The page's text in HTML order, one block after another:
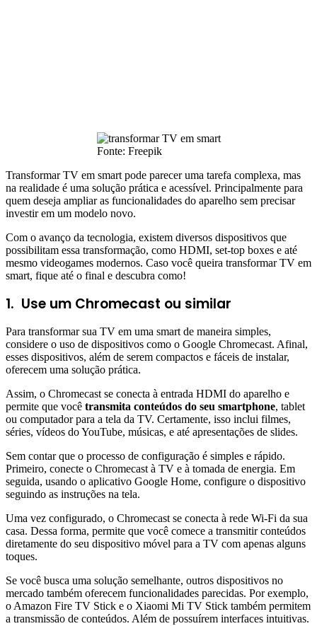
Fonte: Freepik
Transformar TV em smart pode parecer uma tarefa complexa, mas
na realidade é uma solução prática e acessível. Principalmente para
quem deseja ampliar as funcionalidades do aparelho sem precisar
investir em um modelo novo.
Com o avanço da tecnologia, existem diversos dispositivos que
possibilitam essa transformação, como HDMI, set-top boxes e até
mesmo videogames modernos. Caso você queira transformar TV em
smart, fique até o final e descubra como!
1. Use um Chromecast ou similar
Para transformar sua TV em uma smart de maneira simples,
considere o uso de dispositivos como o Google Chromecast. Afinal,
esses dispositivos, além de serem compactos e fáceis de instalar,
oferecem uma solução prática.
Assim, o Chromecast se conecta à entrada HDMI do aparelho e
permite que você transmita conteúdos do seu smartphone, tablet
ou computador para a tela da TV. Certamente, isso inclui filmes,
séries, vídeos do YouTube, músicas, e até apresentações de slides.
Sem contar que o processo de configuração é simples e rápido.
Primeiro, conecte o Chromecast à TV e à tomada de energia. Em
seguida, usando o aplicativo Google Home, configure o dispositivo
seguindo as instruções na tela.
Uma vez configurado, o Chromecast se conecta à rede Wi-Fi da sua
casa. Dessa forma, permite que você comece a transmitir conteúdos
diretamente do seu dispositivo móvel para a TV com apenas alguns
toques.
Se você busca uma solução semelhante, outros dispositivos no
mercado também oferecem funcionalidades parecidas. Por exemplo,
o Amazon Fire TV Stick e o Xiaomi Mi TV Stick também permitem
a transmissão de conteúdos. Além de possuírem interfaces intuitivas.